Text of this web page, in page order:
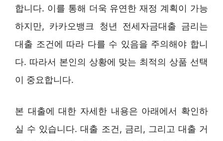
합니다. 이를 통해 더욱 유연한 재정 계획이 가능
하지만, 카카오뱅크 청년 전세자금대출 금리는
대출 조건에 따라 다를 수 있음을 주의해야 합니
다. 따라서 본인의 상황에 맞는 최적의 상품 선택
이 중요합니다.
본 대출에 대한 자세한 내용은 아래에서 확인하
실 수 있습니다. 대출 조건, 금리, 그리고 대출 거